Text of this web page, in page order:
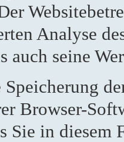
Analyse
auch seine
Browser-
Sie in diesem